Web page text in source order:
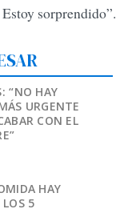
sorprendido”.
“NO HAY
URGENTE
CON EL
HAY
5